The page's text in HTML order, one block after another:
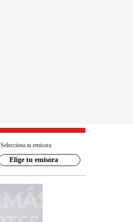
Selecciona tu emisora
Elige tu emisora